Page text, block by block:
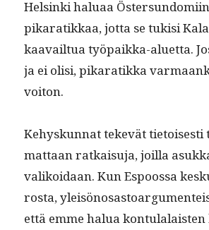
Helsin­ki halu­aa
pikaratikkaa, jot­ta se tuk­isi
kaavail­tua työ­paik­ka-aluet­ta.
ja ei olisi, pikaratik­ka
voiton.
Kehyskun­nat tekevät
mat­taan ratkaisu­ja, joil­la
valikoidaan. Kun Espoos­sa
ros­ta,
että emme halua